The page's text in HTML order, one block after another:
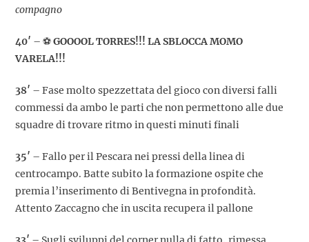
compagno
40′ – ⚽GOOOOL TORRES!!! LA SBLOCCA MOMO
VARELA!!!
38′ – Fase molto spezzettata del gioco con diversi falli
commessi da ambo le parti che non permettono alle due
squadre di trovare ritmo in questi minuti finali
35′ – Fallo per il Pescara nei pressi della linea di
centrocampo. Batte subito la formazione ospite che
premia l’inserimento di Bentivegna in profondità.
Attento Zaccagno che in uscita recupera il pallone